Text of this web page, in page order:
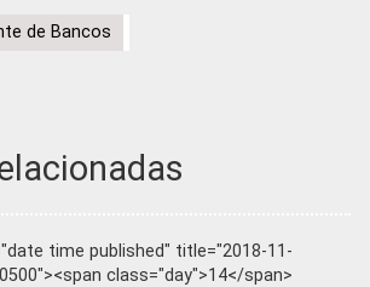
de Bancos
time published" title="2018-11-
class="day">14</span>